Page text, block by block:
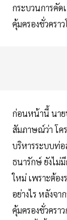
กระบวนการคั
คุ้มครองชั่วครา
ก่อนหน้านี้ นาย
สัมภาษณ์ว่า โค
บริหารระบบท่
ธนารักษ์ ยังไม่
ใหม่ เพราะต้อง
อย่างไร หลังจ
คุ้มครองชั่วครา